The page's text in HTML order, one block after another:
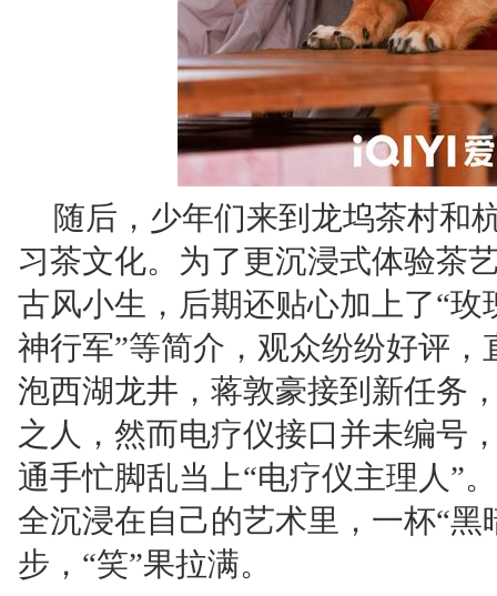
随后，少年们来到龙坞茶村和
习茶文化。为了更沉浸式体验茶
古风小生，后期还贴心加上了“玫
神行军”等简介，观众纷纷好评，
泡西湖龙井，蒋敦豪接到新任务
之人，然而电疗仪接口并未编号
通手忙脚乱当上“电疗仪主理人”
全沉浸在自己的艺术里，一杯“黑
步，“笑”果拉满。